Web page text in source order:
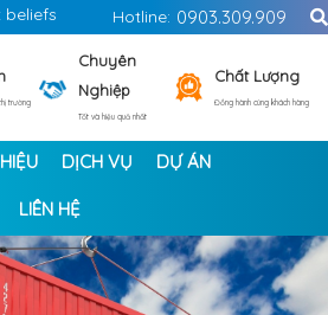
Hotline: 0903.309.909
trường
Chuyên
Nghiệp
Tốt và hiệu quả nhất
Chất Lượng
Đồng hành cùng khách hàng
DỊCH VỤ DỰ ÁN
LIÊN HỆ